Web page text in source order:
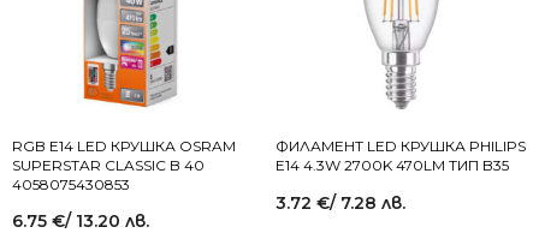
RGB Е14 LED КРУШКА OSRAM
SUPERSTAR CLASSIC B 40
4058075430853
6.75 €/ 13.20 лв.
ФИЛАМЕНТ LED КРУШКА PHILIPS
E14 4.3W 2700K 470LM ТИП B35
3.72 €/ 7.28 лв.